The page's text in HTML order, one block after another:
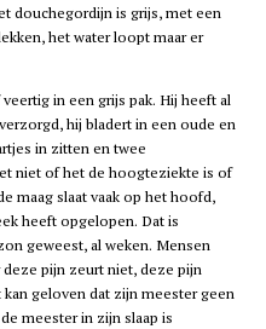
douchegordijn is grijs, met een
het water loopt maar er
in een grijs pak. Hij heeft al
hij bladert in een oude en
in zitten en twee
niet of het de hoogteziekte is of
maag slaat vaak op het hoofd,
heeft opgelopen. Dat is
geweest, al weken. Mensen
pijn zeurt niet, deze pijn
geloven dat zijn meester geen
meester in zijn slaap is